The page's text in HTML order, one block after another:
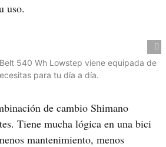
uso.
540 Wh Lowstep viene equipada de
para tu día a día.
de cambio Shimano
Tiene mucha lógica en una bici
mantenimiento, menos